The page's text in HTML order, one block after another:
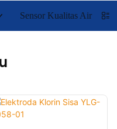
Sensor Kualitas Air